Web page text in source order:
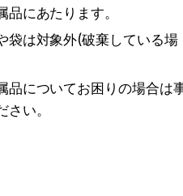
にあたります。
袋は対象外(破棄している場
品についてお困りの場合は
い。